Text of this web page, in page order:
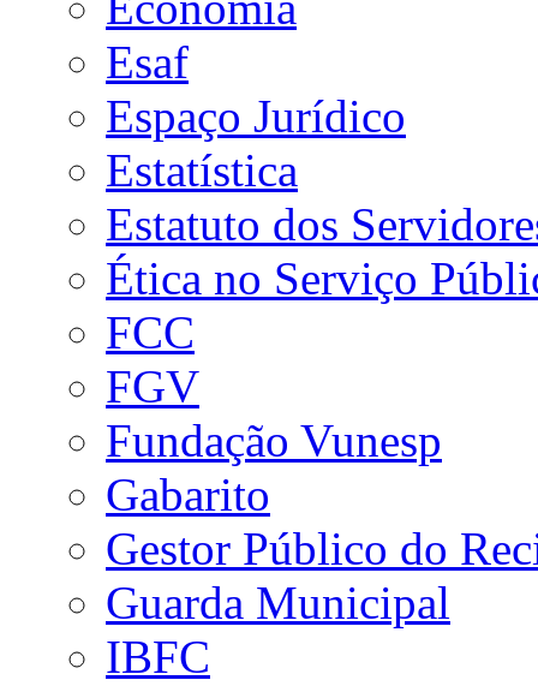
Esaf
Espaço Jurídico
Estatística
Estatuto dos
Ética no Serviço
FCC
FGV
Fundação Vunesp
Gabarito
Gestor Público do
Guarda Municipal
IBFC